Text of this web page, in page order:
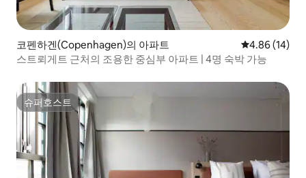
코펜하겐(Copenhagen)의 아파트 평점 4.86점(5
4.86 (14)
스트뢰게트 근처의 조용한 중심부 아파트 | 4명 숙박 가능
슈퍼호스트
슈퍼호스트